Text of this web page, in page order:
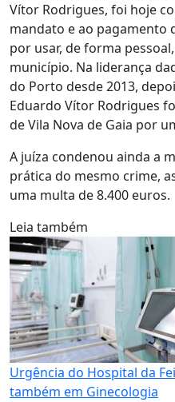
Vítor Rodrigues, foi hoje
mandato e ao pagamento
por usar, de forma
município. Na liderança
do Porto desde 2013,
Eduardo Vítor Rodrigues
de Vila Nova de Gaia por
A juíza condenou ainda a
prática do mesmo crime,
uma multa de 8.400 euros.
Leia também
Urgência do Hospital da
também em Ginecologia